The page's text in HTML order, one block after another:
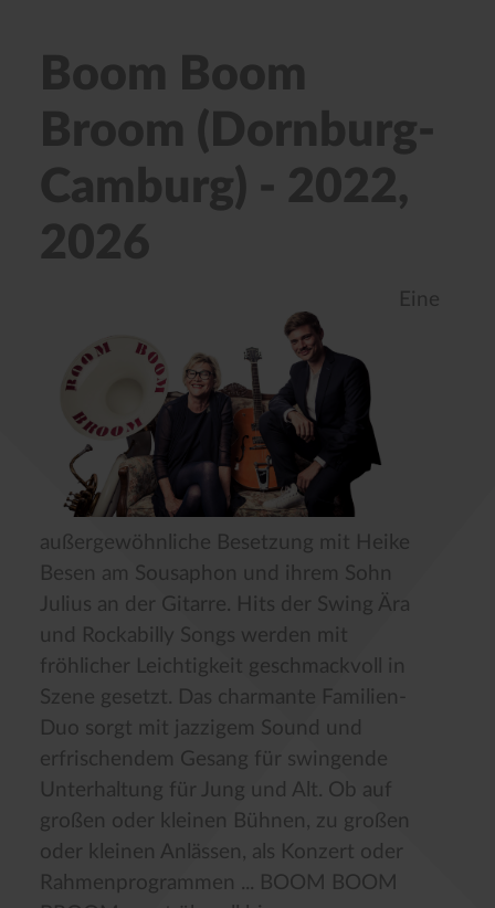
Boom Boom
Broom (Dornburg-
Camburg) - 2022,
2026
Eine
außergewöhnliche Besetzung mit Heike
Besen am Sousaphon und ihrem Sohn
Julius an der Gitarre. Hits der Swing Ära
und Rockabilly Songs werden mit
fröhlicher Leichtigkeit geschmackvoll in
Szene gesetzt. Das charmante Familien-
Duo sorgt mit jazzigem Sound und
erfrischendem Gesang für swingende
Unterhaltung für Jung und Alt. Ob auf
großen oder kleinen Bühnen, zu großen
oder kleinen Anlässen, als Konzert oder
Rahmenprogrammen ... BOOM BOOM